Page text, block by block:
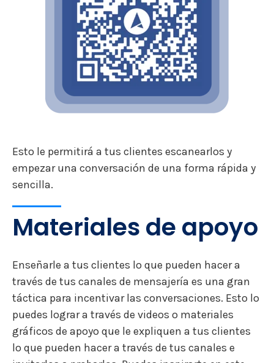
Esto le permitirá a tus clientes escanearlos y
empezar una conversación de una forma rápida y
sencilla.
Materiales de apoyo
Enseñarle a tus clientes lo que pueden hacer a
través de tus canales de mensajería es una gran
táctica para incentivar las conversaciones. Esto lo
puedes lograr a través de videos o materiales
gráficos de apoyo que le expliquen a tus clientes
lo que pueden hacer a través de tus canales e